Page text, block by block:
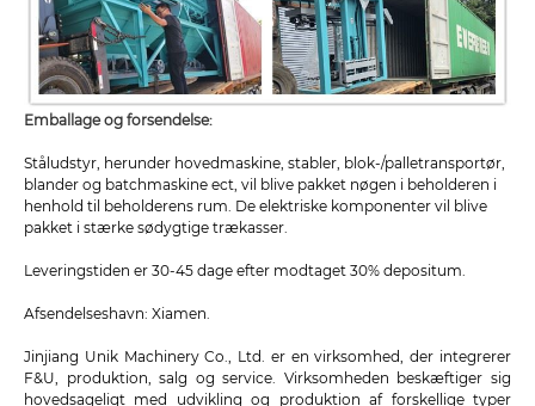
Emballage og forsendelse:
Ståludstyr, herunder hovedmaskine, stabler, blok-/palletransportør,
blander og batchmaskine ect, vil blive pakket nøgen i beholderen i
henhold til beholderens rum. De elektriske komponenter vil blive
pakket i stærke sødygtige trækasser.
Leveringstiden er 30-45 dage efter modtaget 30% depositum.
Afsendelseshavn: Xiamen.
Jinjiang Unik Machinery Co., Ltd. er en virksomhed, der integrerer
F&U, produktion, salg og service. Virksomheden beskæftiger sig
hovedsageligt med udvikling og produktion af forskellige typer